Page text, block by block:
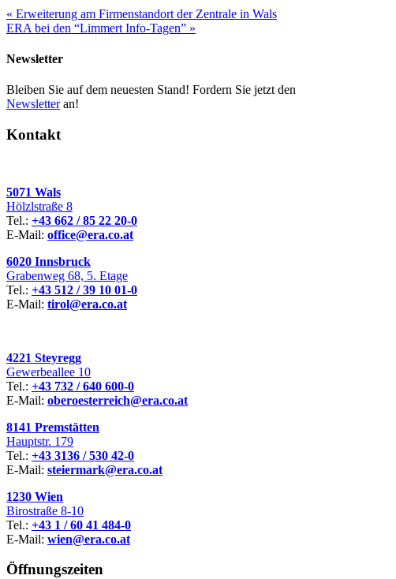
« Erweiterung am Firmenstandort der Zentrale in Wals
ERA bei den “Limmert Info-Tagen” »
Newsletter
Bleiben Sie auf dem neuesten Stand! Fordern Sie jetzt den
Newsletteran!
Kontakt
5071 Wals
Hölzlstraße 8
Tel.: +43 662 / 85 22 20-0
E-Mail: office@era.co.at
6020 Innsbruck
Grabenweg 68, 5. Etage
Tel.: +43 512 / 39 10 01-0
E-Mail: tirol@era.co.at
4221 Steyregg
Gewerbeallee 10
Tel.: +43 732 / 640 600-0
E-Mail: oberoesterreich@era.co.at
8141 Premstätten
Hauptstr. 179
Tel.: +43 3136 / 530 42-0
E-Mail: steiermark@era.co.at
1230 Wien
Birostraße 8-10
Tel.: +43 1 / 60 41 484-0
E-Mail: wien@era.co.at
Öffnungszeiten